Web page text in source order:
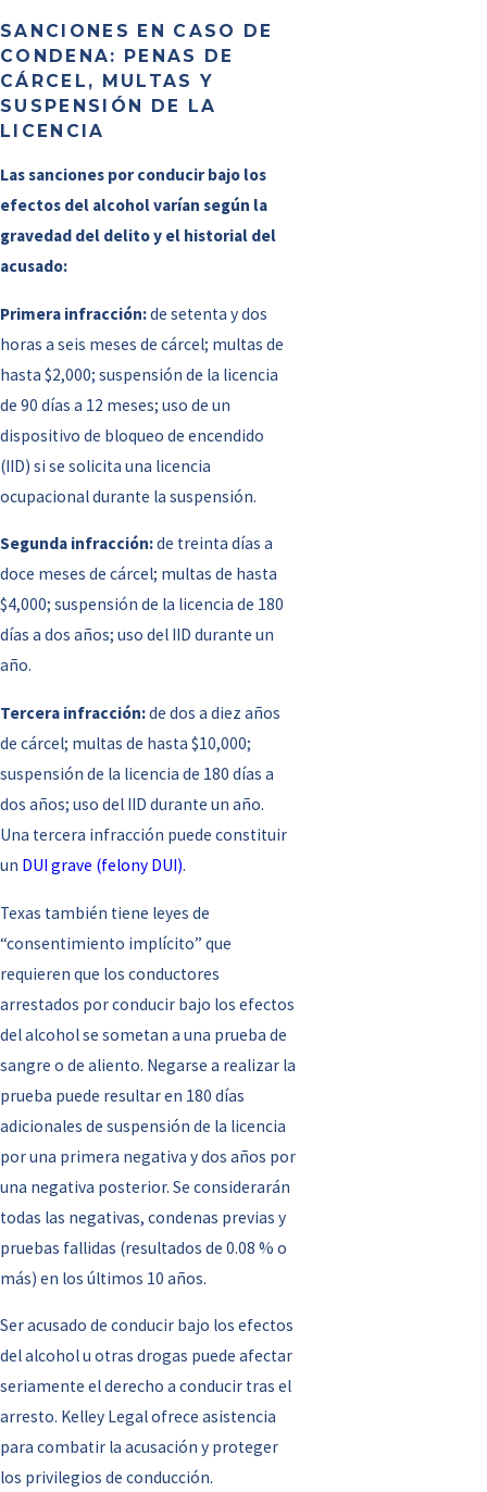
SANCIONES EN CASO DE
CONDENA: PENAS DE
CÁRCEL, MULTAS Y
SUSPENSIÓN DE LA
LICENCIA
Las sanciones por conducir bajo los
efectos del alcohol varían según la
gravedad del delito y el historial del
acusado:
Primera infracción:de setenta y dos
horas a seis meses de cárcel; multas de
hasta $2,000; suspensión de la licencia
de 90 días a 12 meses; uso de un
dispositivo de bloqueo de encendido
(IID) si se solicita una licencia
ocupacional durante la suspensión.
Segunda infracción:de treinta días a
doce meses de cárcel; multas de hasta
$4,000; suspensión de la licencia de 180
días a dos años; uso del IID durante un
año.
Tercera infracción:de dos a diez años
de cárcel; multas de hasta $10,000;
suspensión de la licencia de 180 días a
dos años; uso del IID durante un año.
Una tercera infracción puede constituir
un DUI grave (felony DUI).
Texas también tiene leyes de
“consentimiento implícito” que
requieren que los conductores
arrestados por conducir bajo los efectos
del alcohol se sometan a una prueba de
sangre o de aliento. Negarse a realizar la
prueba puede resultar en 180 días
adicionales de suspensión de la licencia
por una primera negativa y dos años por
una negativa posterior. Se considerarán
todas las negativas, condenas previas y
pruebas fallidas (resultados de 0.08 % o
más) en los últimos 10 años.
Ser acusado de conducir bajo los efectos
del alcohol u otras drogas puede afectar
seriamente el derecho a conducir tras el
arresto. Kelley Legal ofrece asistencia
para combatir la acusación y proteger
los privilegios de conducción.